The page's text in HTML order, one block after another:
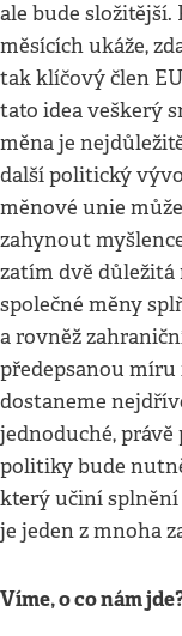
ale bude
měsících ukáže,
tak klíčový člen
tato idea veškerý
měna je
další politický
měnové unie
zahynout
zatím dvě
společné měny
a rovněž
předepsanou míru
dostaneme
jednoduché,
politiky bude
který učiní
je jeden z mnoha
Víme, o co nám